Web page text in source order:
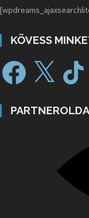
KÖVESS